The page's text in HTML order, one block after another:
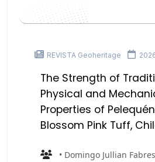
REVISTA Geoheritage
The Strength of
Physical and
Properties of
Blossom Pink Tuff,
• Domingo Jullian